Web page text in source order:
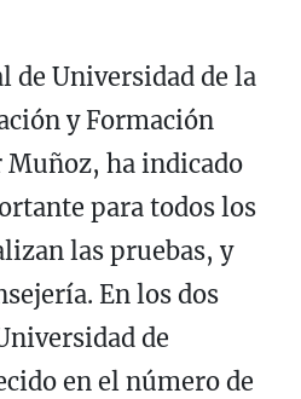
de Universidad de la
y Formación
ha indicado
para todos los
las pruebas, y
En los dos
de
en el número de